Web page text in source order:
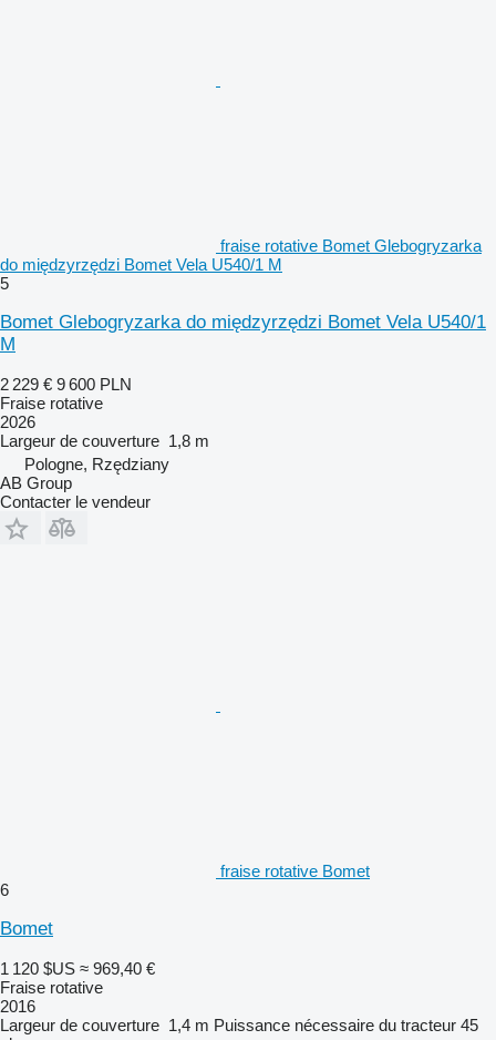
fraise rotative Bomet Glebogryzarka
do międzyrzędzi Bomet Vela U540/1 M
5
Bomet Glebogryzarka do międzyrzędzi Bomet Vela U540/1
M
2 229 € 9 600 PLN
Fraise rotative
2026
Largeur de couverture 1,8 m
Pologne, Rzędziany
AB Group
Contacter le vendeur
fraise rotative Bomet
6
Bomet
1 120 $US ≈ 969,40 €
Fraise rotative
2016
Largeur de couverture 1,4 m Puissance nécessaire du tracteur 45